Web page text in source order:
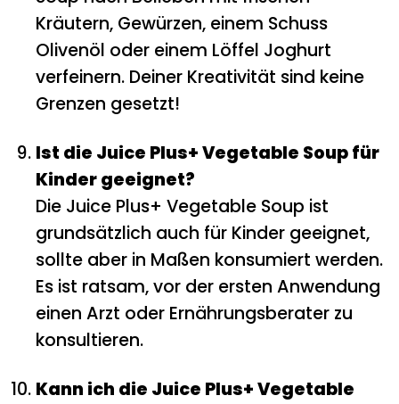
Kräutern, Gewürzen, einem Schuss
Olivenöl oder einem Löffel Joghurt
verfeinern. Deiner Kreativität sind keine
Grenzen gesetzt!
Ist die Juice Plus+ Vegetable Soup für
Kinder geeignet?
Die Juice Plus+ Vegetable Soup ist
grundsätzlich auch für Kinder geeignet,
sollte aber in Maßen konsumiert werden.
Es ist ratsam, vor der ersten Anwendung
einen Arzt oder Ernährungsberater zu
konsultieren.
Kann ich die Juice Plus+ Vegetable